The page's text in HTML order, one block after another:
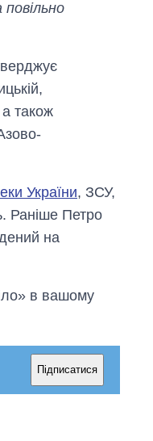
а також
України, ЗСУ,
Раніше Петро
на
в вашому
Підписатися
років війни з